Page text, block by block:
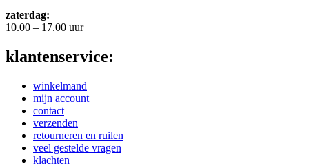
zaterdag:
10.00 – 17.00 uur
klantenservice:
winkelmand
mijn account
contact
verzenden
retourneren en ruilen
veel gestelde vragen
klachten